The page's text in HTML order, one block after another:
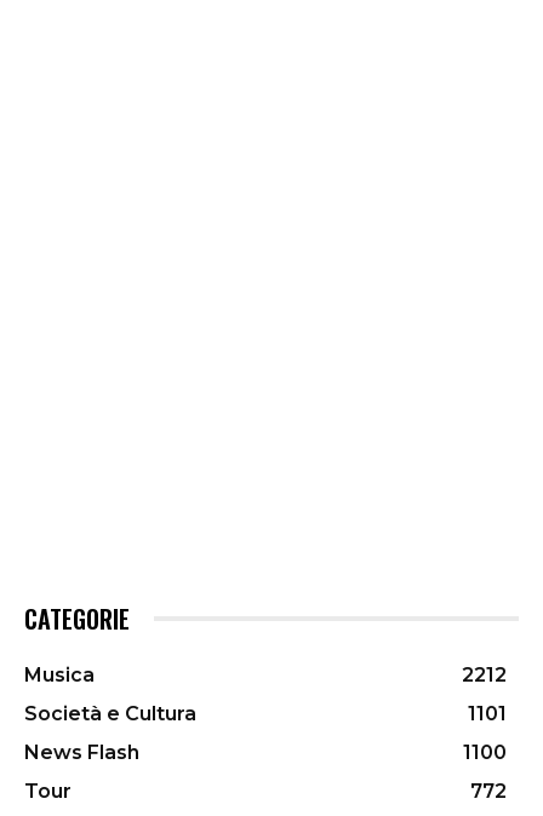
CATEGORIE
Musica
2212
Società e Cultura
1101
News Flash
1100
Tour
772